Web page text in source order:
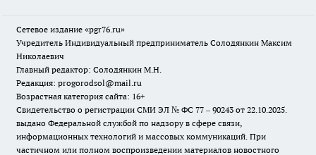
Сетевое издание «pgr76.ru»
Учредитель Индивидуальный предприниматель Солодянкин Максим
Николаевич
Главный редактор: Солодянкин М.Н.
Редакция: progorodsol@mail.ru
Возрастная категория сайта: 16+
Свидетельство о регистрации СМИ ЭЛ № ФС 77 – 90243 от 22.10.2025.
выдано Федеральной службой по надзору в сфере связи,
информационных технологий и массовых коммуникаций. При
частичном или полном воспроизведении материалов новостного